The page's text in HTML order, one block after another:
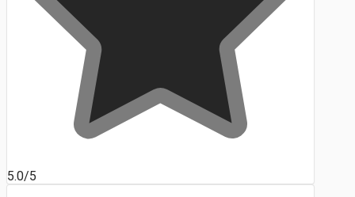
5.0/5